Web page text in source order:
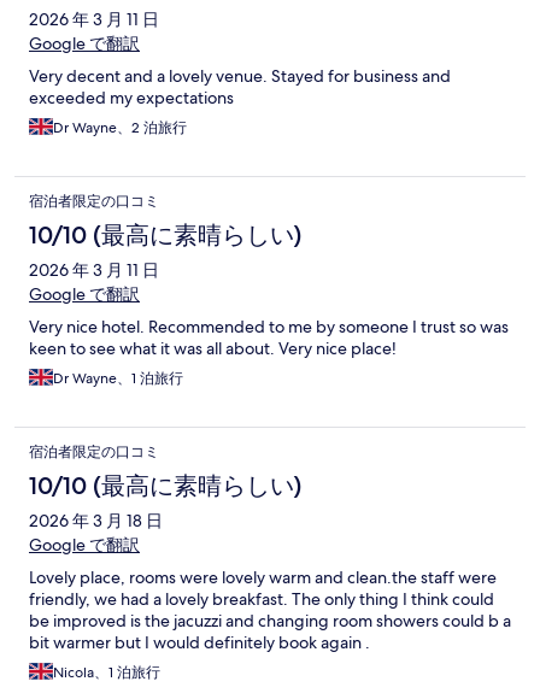
2026 年 3 月 11 日
Google で翻訳
Very decent and a lovely venue. Stayed for business and
exceeded my expectations
Dr Wayne、2 泊旅行
宿泊者限定の口コミ
10/10 (最高に素晴らしい)
2026 年 3 月 11 日
Google で翻訳
Very nice hotel. Recommended to me by someone I trust so was
keen to see what it was all about. Very nice place!
Dr Wayne、1 泊旅行
宿泊者限定の口コミ
10/10 (最高に素晴らしい)
2026 年 3 月 18 日
Google で翻訳
Lovely place, rooms were lovely warm and clean.the staff were
friendly, we had a lovely breakfast. The only thing I think could
be improved is the jacuzzi and changing room showers could b a
bit warmer but I would definitely book again .
Nicola、1 泊旅行